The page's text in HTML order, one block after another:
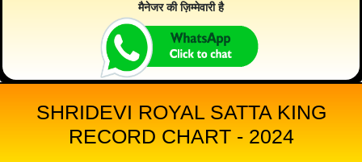
मैनेजर की ज़िम्मेवारी है
SHRIDEVI ROYAL SATTA KING
RECORD CHART - 2024